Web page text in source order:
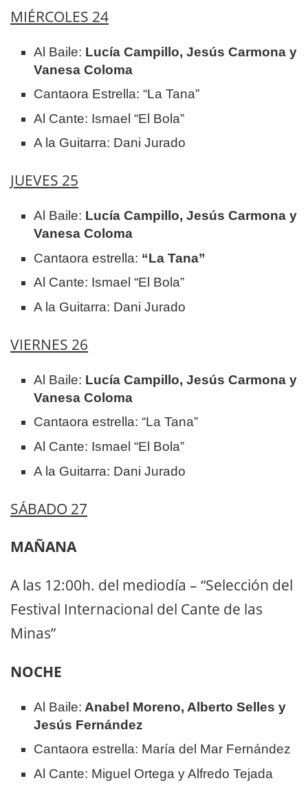
MIÉRCOLES 24
Al Baile: Lucía Campillo, Jesús Carmona y
Vanesa Coloma
Cantaora Estrella: “La Tana”
Al Cante: Ismael “El Bola”
A la Guitarra: Dani Jurado
JUEVES 25
Al Baile: Lucía Campillo, Jesús Carmona y
Vanesa Coloma
Cantaora estrella: “La Tana”
Al Cante: Ismael “El Bola”
A la Guitarra: Dani Jurado
VIERNES 26
Al Baile: Lucía Campillo, Jesús Carmona y
Vanesa Coloma
Cantaora estrella: “La Tana”
Al Cante: Ismael “El Bola”
A la Guitarra: Dani Jurado
SÁBADO 27
MAÑANA
A las 12:00h. del mediodía – “Selección del
Festival Internacional del Cante de las
Minas”
NOCHE
Al Baile: Anabel Moreno, Alberto Selles y
Jesús Fernández
Cantaora estrella: María del Mar Fernández
Al Cante: Miguel Ortega y Alfredo Tejada